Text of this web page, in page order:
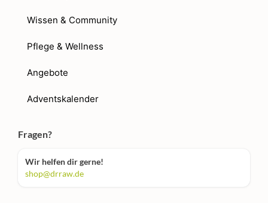
Wissen & Community
Pflege & Wellness
Angebote
Adventskalender
Fragen?
Wir helfen dir gerne!
shop@drraw.de